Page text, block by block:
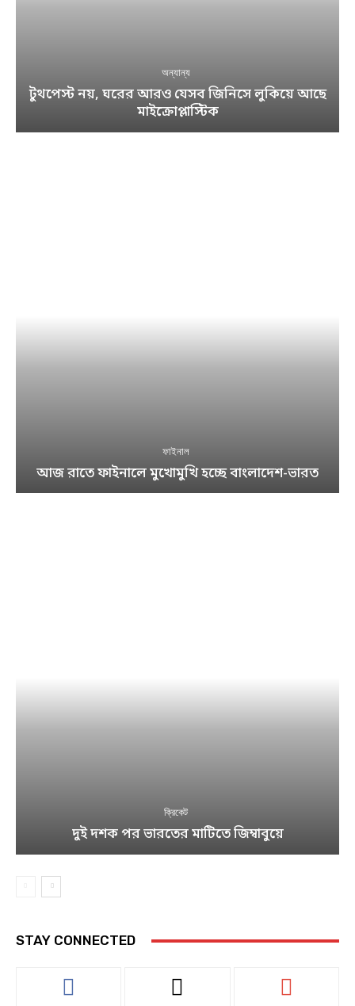
অন্যান্য
টুথপেস্ট নয়, ঘরের আরও যেসব জিনিসে লুকিয়ে আছে
মাইক্রোপ্লাস্টিক
ফাইনাল
আজ রাতে ফাইনালে মুখোমুখি হচ্ছে বাংলাদেশ-ভারত
ক্রিকেট
দুই দশক পর ভারতের মাটিতে জিম্বাবুয়ে
STAY CONNECTED